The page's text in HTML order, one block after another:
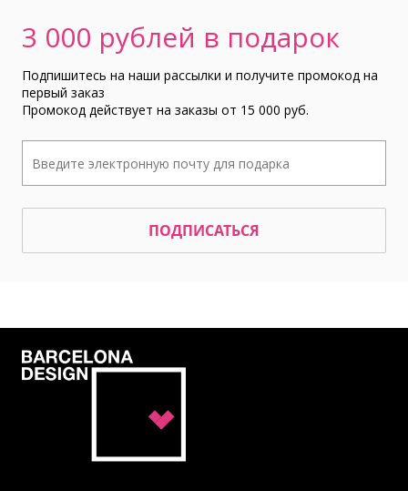
3 000 рублей в подарок
Подпишитесь на наши рассылки и получите промокод на
первый заказ
Промокод действует на заказы от 15 000 руб.
ПОДПИСАТЬСЯ